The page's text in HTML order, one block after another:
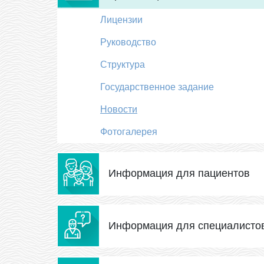
Лицензии
Руководство
Структура
Государственное задание
Новости
Фотогалерея
Информация для пациентов
Информация для